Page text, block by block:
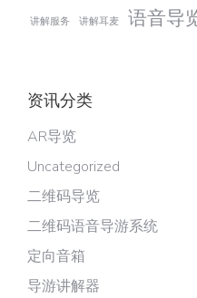
讲解服务 讲解耳麦 语音导
资讯分类
AR导览
Uncategorized
二维码导览
二维码语音导游系统
定向音箱
导游讲解器